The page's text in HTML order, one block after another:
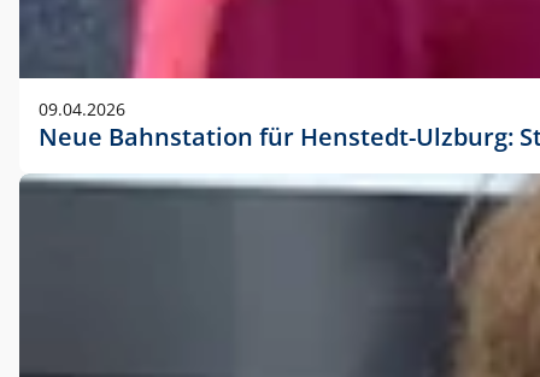
09.04.2026
Neue Bahnstation für Henstedt-Ulzburg: